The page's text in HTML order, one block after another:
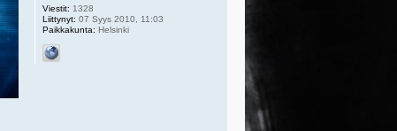
Viestit: 1328
Liittynyt: 07 Syys 2010, 11:03
Paikkakunta: Helsinki